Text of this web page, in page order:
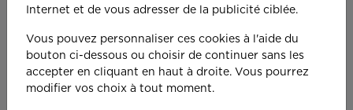
On est toujours plus
performant
Internet et de vous adresser de la publicité ciblée.
Vous pouvez personnaliser ces cookies à l'aide du
bouton ci-dessous ou choisir de continuer sans les
accepter en cliquant en haut à droite. Vous pourrez
modifier vos choix à tout moment.